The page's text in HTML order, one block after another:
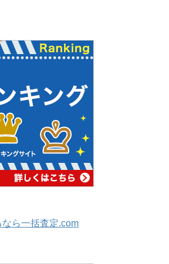
ら一括査定.com